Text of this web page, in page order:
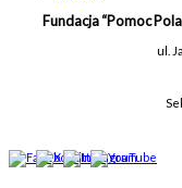
Fundacja “Pomoc
ul.